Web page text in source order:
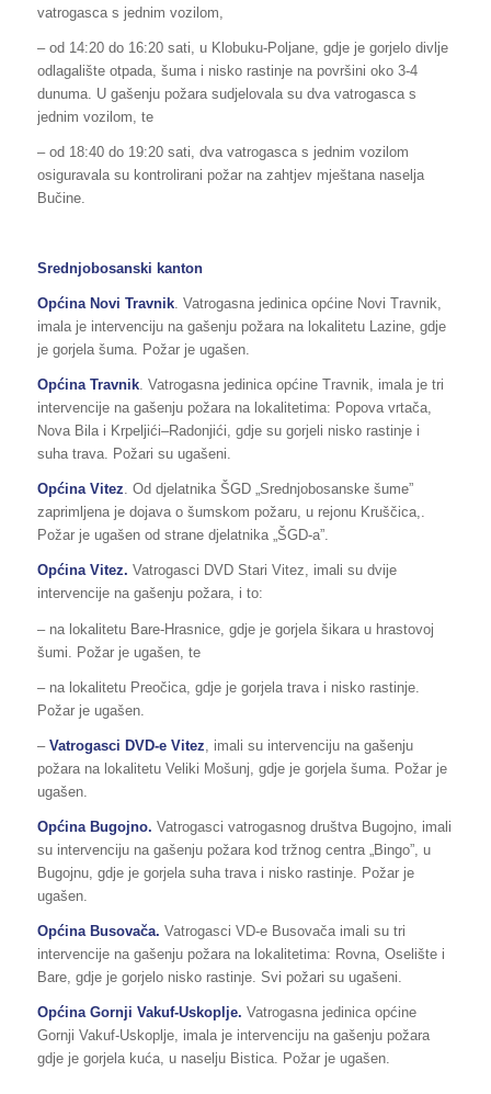
vatrogasca s jednim vozilom,
– od 14:20 do 16:20 sati, u Klobuku-Poljane, gdje je gorjelo divlje
odlagalište otpada, šuma i nisko rastinje na površini oko 3-4
dunuma. U gašenju požara sudjelovala su dva vatrogasca s
jednim vozilom, te
– od 18:40 do 19:20 sati, dva vatrogasca s jednim vozilom
osiguravala su kontrolirani požar na zahtjev mještana naselja
Bučine.
Srednjobosanski kanton
Općina Novi Travnik. Vatrogasna jedinica općine Novi Travnik,
imala je intervenciju na gašenju požara na lokalitetu Lazine, gdje
je gorjela šuma. Požar je ugašen.
Općina Travnik. Vatrogasna jedinica općine Travnik, imala je tri
intervencije na gašenju požara na lokalitetima: Popova vrtača,
Nova Bila i Krpeljići–Radonjići, gdje su gorjeli nisko rastinje i
suha trava. Požari su ugašeni.
Općina Vitez. Od djelatnika ŠGD „Srednjobosanske šume”
zaprimljena je dojava o šumskom požaru, u rejonu Kruščica,.
Požar je ugašen od strane djelatnika „ŠGD-a”.
Općina Vitez. Vatrogasci DVD Stari Vitez, imali su dvije
intervencije na gašenju požara, i to:
– na lokalitetu Bare-Hrasnice, gdje je gorjela šikara u hrastovoj
šumi. Požar je ugašen, te
– na lokalitetu Preočica, gdje je gorjela trava i nisko rastinje.
Požar je ugašen.
– Vatrogasci DVD-e Vitez , imali su intervenciju na gašenju
požara na lokalitetu Veliki Mošunj, gdje je gorjela šuma. Požar je
ugašen.
Općina Bugojno. Vatrogasci vatrogasnog društva Bugojno, imali
su intervenciju na gašenju požara kod tržnog centra „Bingo”, u
Bugojnu, gdje je gorjela suha trava i nisko rastinje. Požar je
ugašen.
Općina Busovača. Vatrogasci VD-e Busovača imali su tri
intervencije na gašenju požara na lokalitetima: Rovna, Oselište i
Bare, gdje je gorjelo nisko rastinje. Svi požari su ugašeni.
Općina Gornji Vakuf-Uskoplje. Vatrogasna jedinica općine
Gornji Vakuf-Uskoplje, imala je intervenciju na gašenju požara
gdje je gorjela kuća, u naselju Bistica. Požar je ugašen.